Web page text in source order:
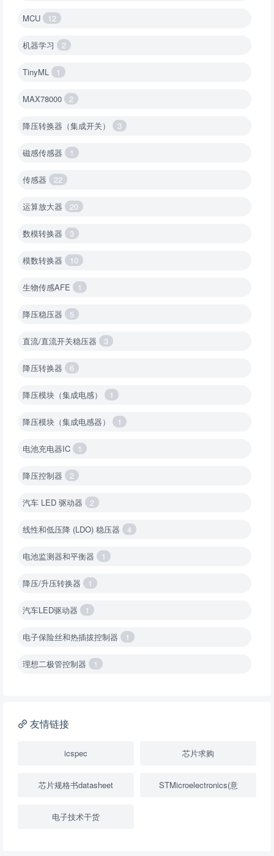
MCU 12
机器学习 2
TinyML 1
MAX78000 2
降压转换器（集成开关） 3
磁感传感器 1
传感器 22
运算放大器 20
数模转换器 3
模数转换器 10
生物传感AFE 1
降压稳压器 5
直流/直流开关稳压器 3
降压转换器 6
降压模块（集成电感） 1
降压模块（集成电感器） 1
电池充电器IC 1
降压控制器 2
汽车 LED 驱动器 2
线性和低压降 (LDO) 稳压器 4
电池监测器和平衡器 1
降压/升压转换器 1
汽车LED驱动器 1
电子保险丝和热插拔控制器 1
理想二极管控制器 1
降压转换器（继承开关）
USB隔离器 1
友情链接
icspec 芯片求购
芯片规格书datasheet STMicroelectronics(意
电子技术干货